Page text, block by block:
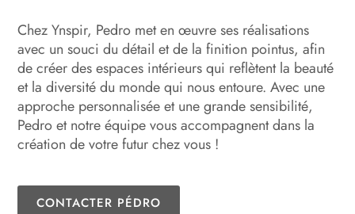
Chez Ynspir, Pedro met en œuvre ses réalisations
avec un souci du détail et de la finition pointus, afin
de créer des espaces intérieurs qui reflètent la beauté
et la diversité du monde qui nous entoure. Avec une
approche personnalisée et une grande sensibilité,
Pedro et notre équipe vous accompagnent dans la
création de votre futur chez vous !
CONTACTER PÉDRO